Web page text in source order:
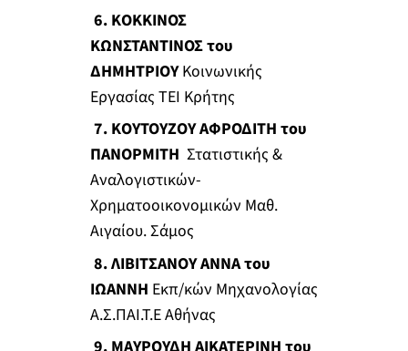
6. ΚΟΚΚΙΝΟΣ
ΚΩΝΣΤΑΝΤΙΝΟΣ του
ΔΗΜΗΤΡΙΟΥΚοινωνικής
Εργασίας ΤΕΙ Κρήτης
7. ΚΟΥΤΟΥΖΟΥ ΑΦΡΟΔΙΤΗ του
ΠΑΝΟΡΜΙΤΗ Στατιστικής &
Αναλογιστικών-
Χρηματοοικονομικών Μαθ.
Αιγαίου. Σάμος
8. ΛΙΒΙΤΣΑΝΟΥ ΑΝΝΑ του
ΙΩΑΝΝΗ Εκπ/κών Μηχανολογίας
Α.Σ.ΠΑΙ.Τ.Ε Αθήνας